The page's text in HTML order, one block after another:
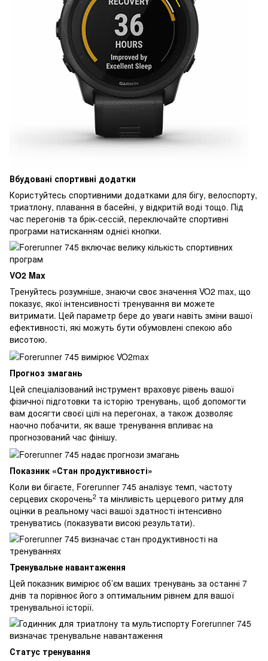
Вбудовані спортивні додатки
Користуйтесь спортивними додатками для бігу, велоспорту,
триатлону, плавання в басейні, у відкритій воді тощо. Під
час перегонів та брік-сессій, переключайте спортивні
програми натисканням однієї кнопки.
VO2 Max
Тренуйтесь розумніше, знаючи своє значення VO2 max, що
показує, якої інтенсивності тренування ви можете
витримати. Цей параметр бере до уваги навіть зміни вашої
ефективності, які можуть бути обумовлені спекою або
висотою.
Прогноз змагань
Цей спеціалізований інструмент враховує рівень вашої
фізичної підготовки та історію тренувань, щоб допомогти
вам досягти своєї цілі на перегонах, а також дозволяє
наочно побачити, як ваше тренування впливає на
прогнозований час фінішу.
Показник «Стан продуктивності»
Коли ви бігаєте, Forerunner 745 аналізує темп, частоту
серцевих скорочень2 та мінливість церцевого ритму для
оцінки в реальному часі вашої здатності інтенсивно
тренуватись (показувати високі результати).
Тренувальне навантаження
Цей показник вимірює об’єм ваших тренувань за останні 7
днів та порівнює його з оптимальним рівнем для вашої
тренувальної історії.
Статус тренування